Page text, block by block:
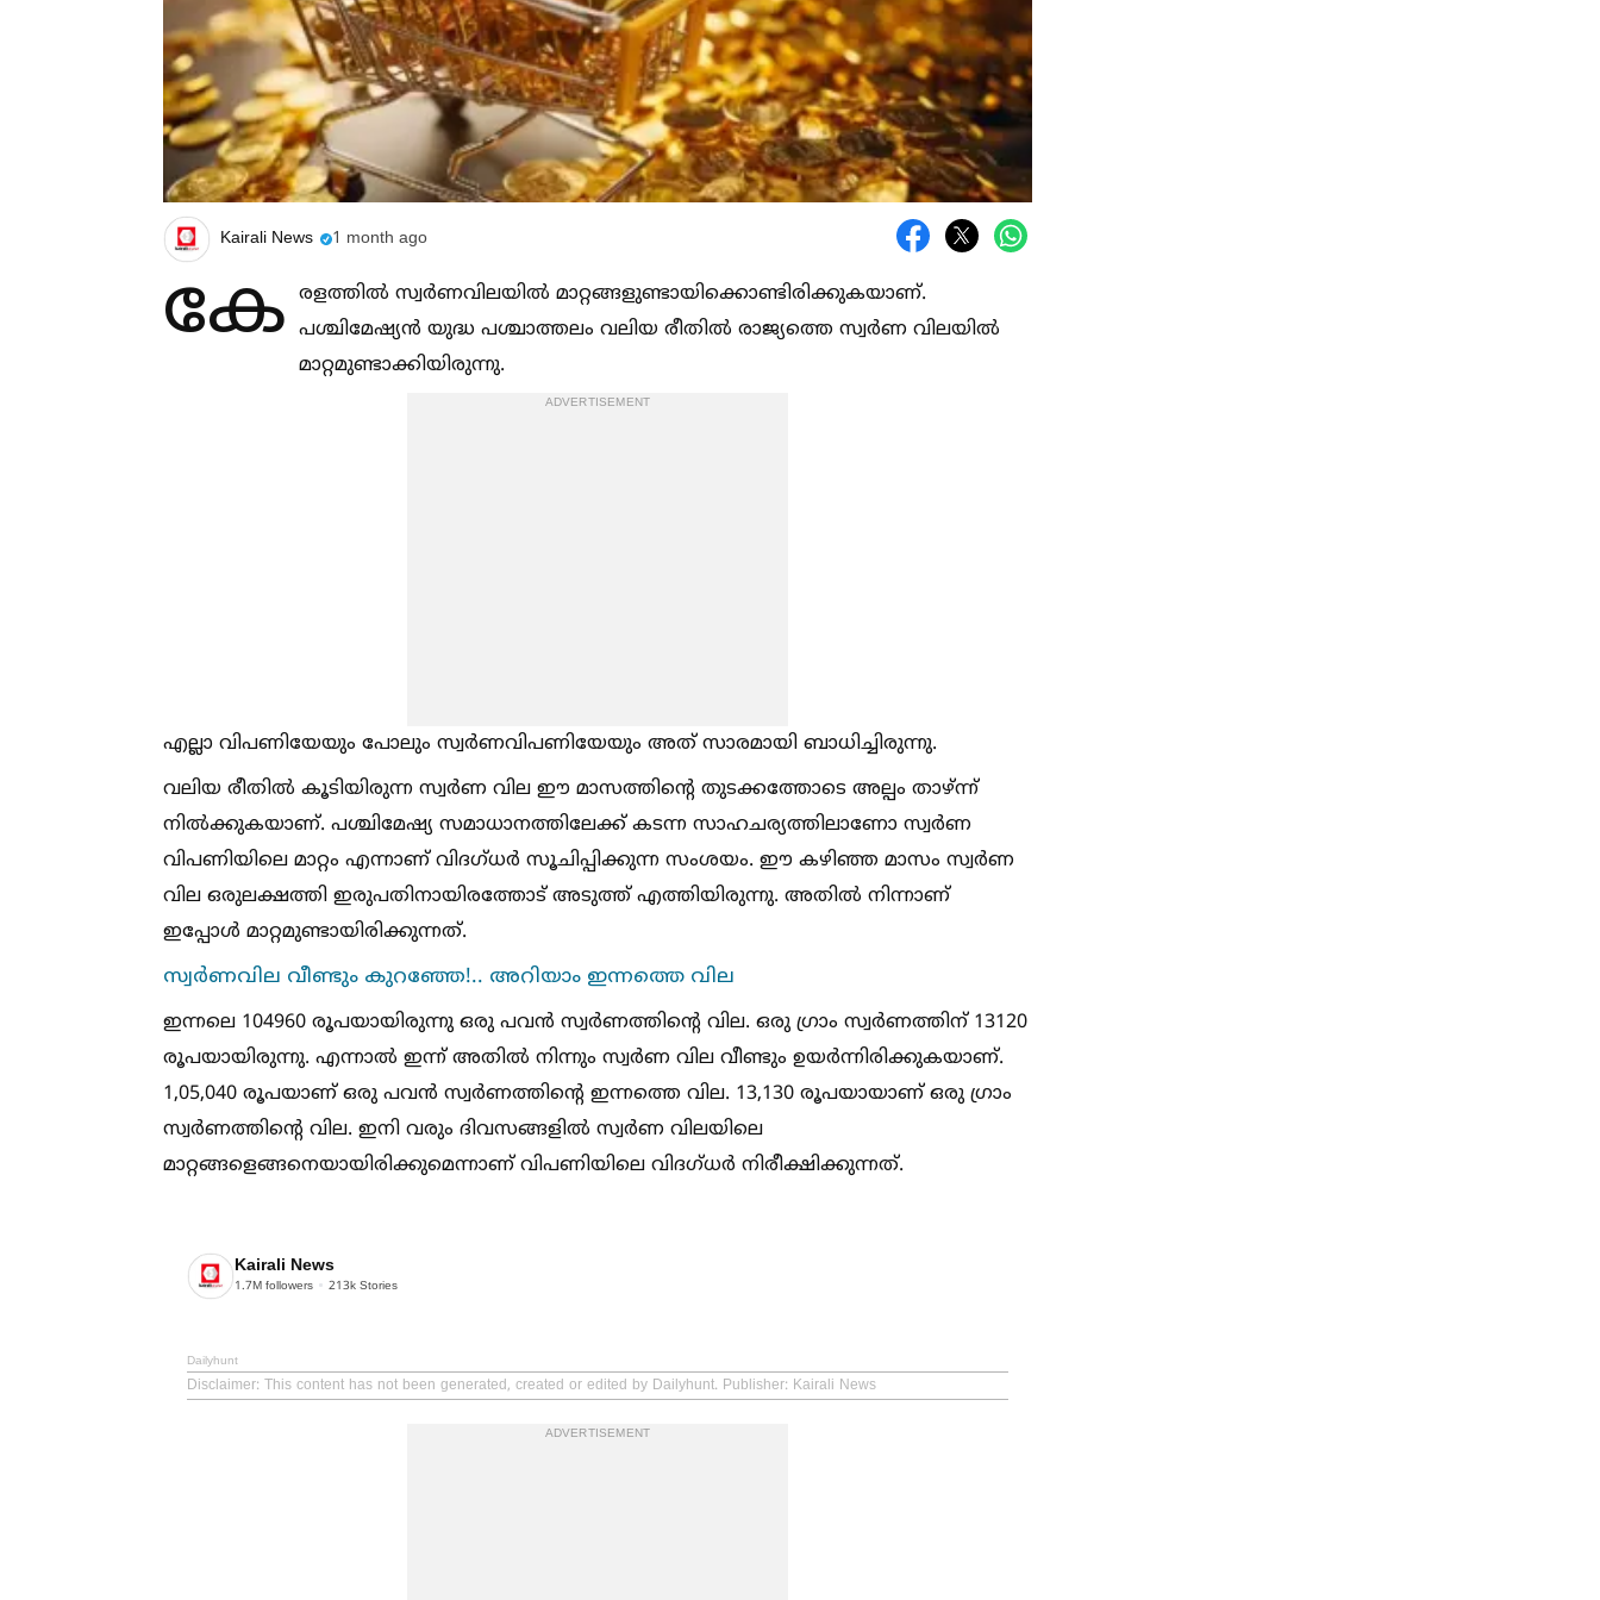
Kairali News 1 month ago
കേ രളത്തില്‍ സ്വർണവിലയില്‍ മാറ്റങ്ങളുണ്ടായിക്കൊണ്ടിരിക്കുകയാണ്.
പശ്ചിമേഷ്യൻ യുദ്ധ പശ്ചാത്തലം വലിയ രീതില്‍ രാജ്യത്തെ സ്വർണ വിലയില്‍
മാറ്റമുണ്ടാക്കിയിരുന്നു.
ADVERTISEMENT
എല്ലാ വിപണിയേയും പോലും സ്വർണവിപണിയേയും അത് സാരമായി ബാധിച്ചിരുന്നു.
വലിയ രീതില്‍ കൂടിയിരുന്ന സ്വർണ വില ഈ മാസത്തിൻ്റെ തുടക്കത്തോടെ അല്പം താഴ്ന്ന്
നില്‍ക്കുകയാണ്. പശ്ചിമേഷ്യ സമാധാനത്തിലേക്ക് കടന്ന സാഹചര്യത്തിലാണോ സ്വ‌ർണ
വിപണിയിലെ മാറ്റം എന്നാണ് വിദഗ്ധർ സൂചിപ്പിക്കുന്ന സംശയം. ഈ കഴിഞ്ഞ മാസം സ്വർണ
വില ഒരുലക്ഷത്തി ഇരുപതിനായിരത്തോട് അടുത്ത് എത്തിയിരുന്നു. അതില്‍ നിന്നാണ്
ഇപ്പോള്‍ മാറ്റമുണ്ടായിരിക്കുന്നത്.
സ്വർണവില വീണ്ടും കുറഞ്ഞേ!.. അറിയാം ഇന്നത്തെ വില
ഇന്നലെ 104960 രൂപയായിരുന്നു ഒരു പവൻ സ്വർണത്തിൻ്റെ വില. ഒരു ഗ്രാം സ്വർണത്തിന് 13120
രൂപയായിരുന്നു. എന്നാല്‍ ഇന്ന് അതില്‍ നിന്നും സ്വർണ വില വീണ്ടും ഉയർന്നിരിക്കുകയാണ്.
1,05,040 രൂപയാണ് ഒരു പവൻ സ്വർണത്തിൻ്റെ ഇന്നത്തെ വില. 13,130 രൂപയായാണ് ഒരു ഗ്രാം
സ്വർണത്തിൻ്റെ വില. ഇനി വരും ദിവസങ്ങളില്‍ സ്വർണ വിലയിലെ
മാറ്റങ്ങളെങ്ങനെയായിരിക്കുമെന്നാണ് വിപണിയിലെ വിദഗ്ധർ നിരീക്ഷിക്കുന്നത്.
Kairali News
1.7M followers 213k Stories
Dailyhunt
Disclaimer: This content has not been generated, created or edited by Dailyhunt. Publisher: Kairali News
ADVERTISEMENT